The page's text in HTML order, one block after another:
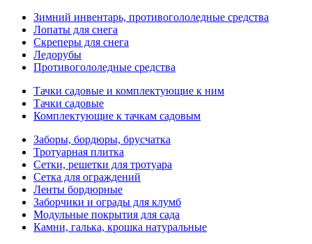
Зимний инвентарь, противогололедные средства
Лопаты для снега
Скреперы для снега
Ледорубы
Противогололедные средства
Тачки садовые и комплектующие к ним
Тачки садовые
Комплектующие к тачкам садовым
Заборы, бордюры, брусчатка
Тротуарная плитка
Сетки, решетки для тротуара
Сетка для ограждений
Ленты бордюрные
Заборчики и ограды для клумб
Модульные покрытия для сада
Камни, галька, крошка натуральные